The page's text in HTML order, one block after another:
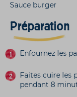
Sauce burger
Préparation
Enfournez les
Faites cuire les
pendant 8